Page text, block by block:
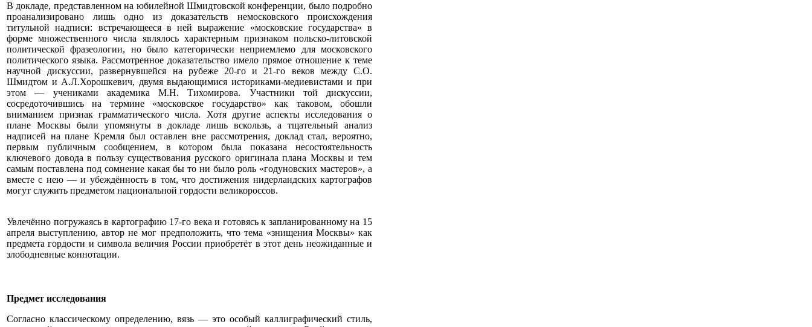
В докладе, представленном на юбилейной Шмидтовской конференции, было подробно
проанализировано лишь одно из доказательств немосковского происхождения
титульной надписи: встречающееся в ней выражение «московские государства» в
форме множественного числа являлось характерным признаком польско-литовской
политической фразеологии, но было категорически неприемлемо для московского
политического языка. Рассмотренное доказательство имело прямое отношение к теме
научной дискуссии, развернувшейся на рубеже 20-го и 21-го веков между С.О.
Шмидтом и А.Л.Хорошкевич, двумя выдающимися историками-медиевистами и при
этом — учениками академика М.Н. Тихомирова. Участники той дискуссии,
сосредоточившись на термине «московское государство» как таковом, обошли
вниманием признак грамматического числа. Хотя другие аспекты исследования о
плане Москвы были упомянуты в докладе лишь вскользь, а тщательный анализ
надписей на плане Кремля был оставлен вне рассмотрения, доклад стал, вероятно,
первым публичным сообщением, в котором была показана несостоятельность
ключевого довода в пользу существования русского оригинала плана Москвы и тем
самым поставлена под сомнение какая бы то ни было роль «годуновских мастеров», а
вместе с нею — и убеждённость в том, что достижения нидерландских картографов
могут служить предметом национальной гордости великороссов.
Увлечённо погружаясь в картографию 17-го века и готовясь к запланированному на 15
апреля выступлению, автор не мог предположить, что тема «знищения Москвы» как
предмета гордости и символа величия России приобретёт в этот день неожиданные и
злободневные коннотации.
Предмет исследования
Согласно классическому определению, вязь — это особый каллиграфический стиль,